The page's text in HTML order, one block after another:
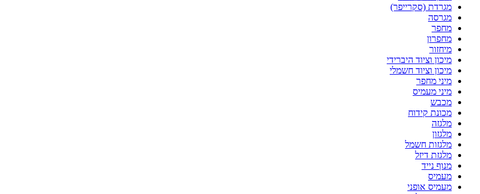
מגרדת (סקרייפר)
מגרסה
מחפר
מחפרון
מיחזור
מיכון וציוד היברידי
מיכון וציוד חשמלי
מיני מחפר
מיני מעמיס
מכבש
מכונת קידוח
מלגזה
מלגזון
מלגזות חשמל
מלגזת דיזל
מנוף נייד
מעמיס
מעמיס אופני